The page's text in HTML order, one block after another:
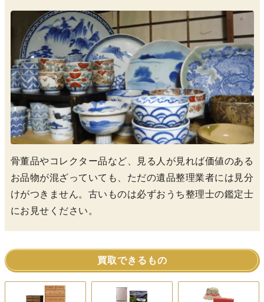
骨董品やコレクター品など、見る人が見れば価値のある
お品物が混ざっていても、ただの遺品整理業者には見分
けがつきません。古いものは必ずおうち整理士の鑑定士
にお見せください。
買取できるもの